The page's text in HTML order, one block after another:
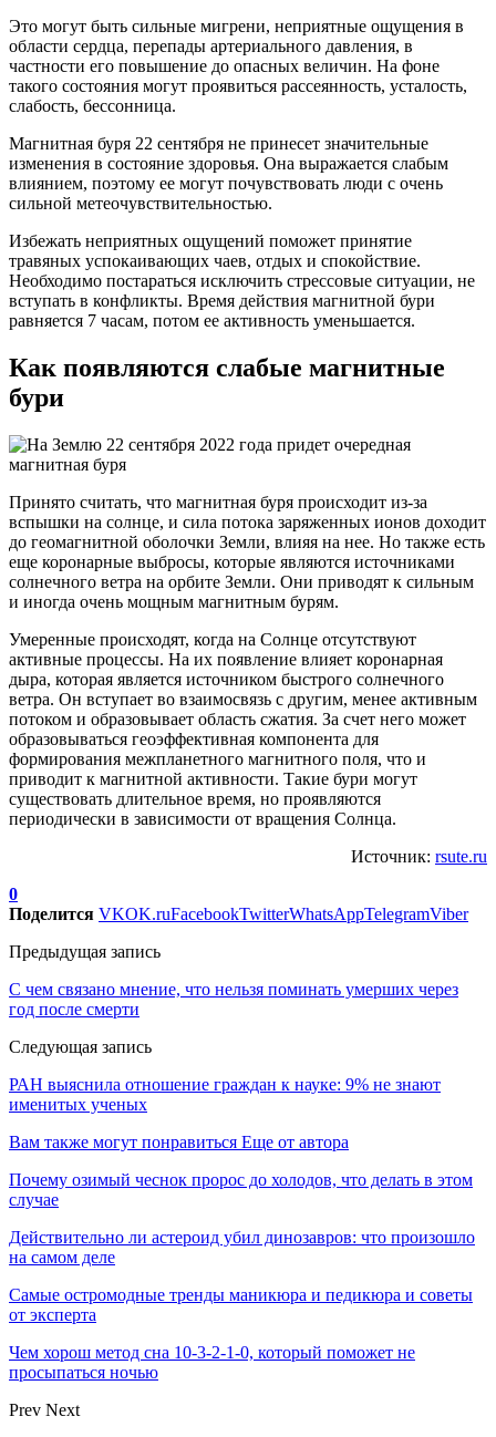
Это могут быть сильные мигрени, неприятные ощущения в
области сердца, перепады артериального давления, в
частности его повышение до опасных величин. На фоне
такого состояния могут проявиться рассеянность, усталость,
слабость, бессонница.
Магнитная буря 22 сентября не принесет значительные
изменения в состояние здоровья. Она выражается слабым
влиянием, поэтому ее могут почувствовать люди с очень
сильной метеочувствительностью.
Избежать неприятных ощущений поможет принятие
травяных успокаивающих чаев, отдых и спокойствие.
Необходимо постараться исключить стрессовые ситуации, не
вступать в конфликты. Время действия магнитной бури
равняется 7 часам, потом ее активность уменьшается.
Как появляются слабые магнитные
бури
Принято считать, что магнитная буря происходит из-за
вспышки на солнце, и сила потока заряженных ионов доходит
до геомагнитной оболочки Земли, влияя на нее. Но также есть
еще коронарные выбросы, которые являются источниками
солнечного ветра на орбите Земли. Они приводят к сильным
и иногда очень мощным магнитным бурям.
Умеренные происходят, когда на Солнце отсутствуют
активные процессы. На их появление влияет коронарная
дыра, которая является источником быстрого солнечного
ветра. Он вступает во взаимосвязь с другим, менее активным
потоком и образовывает область сжатия. За счет него может
образовываться геоэффективная компонента для
формирования межпланетного магнитного поля, что и
приводит к магнитной активности. Такие бури могут
существовать длительное время, но проявляются
периодически в зависимости от вращения Солнца.
Источник: rsute.ru
0
Поделится VKOK.ruFacebookTwitterWhatsAppTelegramViber
Предыдущая запись
С чем связано мнение, что нельзя поминать умерших через
год после смерти
Следующая запись
РАН выяснила отношение граждан к науке: 9% не знают
именитых ученых
Вам также могут понравиться Еще от автора
Почему озимый чеснок пророс до холодов, что делать в этом
случае
Действительно ли астероид убил динозавров: что произошло
на самом деле
Самые остромодные тренды маникюра и педикюра и советы
от эксперта
Чем хорош метод сна 10-3-2-1-0, который поможет не
просыпаться ночью
Prev Next